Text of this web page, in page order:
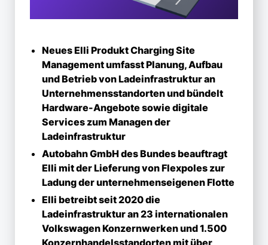
Neues Elli Produkt Charging Site
Management umfasst Planung, Aufbau
und Betrieb von Ladeinfrastruktur an
Unternehmensstandorten und bündelt
Hardware-Angebote sowie digitale
Services zum Managen der
Ladeinfrastruktur
Autobahn GmbH des Bundes beauftragt
Elli mit der Lieferung von Flexpoles zur
Ladung der unternehmenseigenen Flotte
Elli betreibt seit 2020 die
Ladeinfrastruktur an 23 internationalen
Volkswagen Konzernwerken und 1.500
Konzernhandelsstandorten mit über